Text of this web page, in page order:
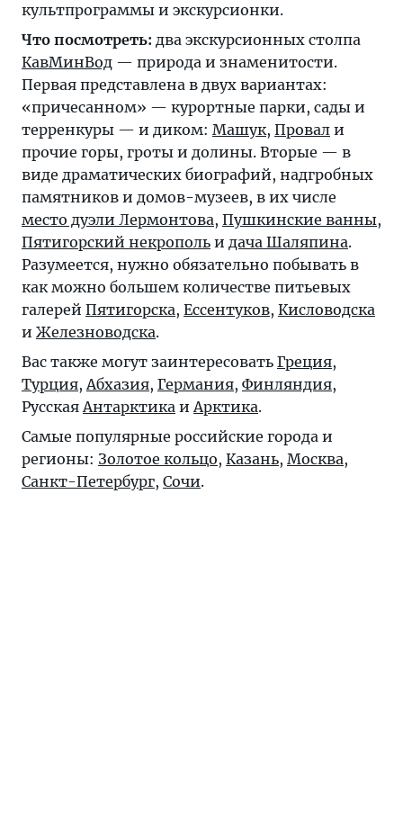
культпрограммы и экскурсионки.
Что посмотреть: два экскурсионных столпа
КавМинВод — природа и знаменитости.
Первая представлена в двух вариантах:
«причесанном» — курортные парки, сады и
терренкуры — и диком: Машук, Провал и
прочие горы, гроты и долины. Вторые — в
виде драматических биографий, надгробных
памятников и домов-музеев, в их числе
место дуэли Лермонтова, Пушкинские ванны,
Пятигорский некрополь и дача Шаляпина.
Разумеется, нужно обязательно побывать в
как можно большем количестве питьевых
галерей Пятигорска, Ессентуков, Кисловодска
и Железноводска.
Вас также могут заинтересовать Греция,
Турция,Абхазия, Германия, Финляндия,
РусскаяАнтарктика иАрктика.
Самые популярные российские города и
регионы: Золотое кольцо, Казань, Москва,
Санкт-Петербург, Сочи.